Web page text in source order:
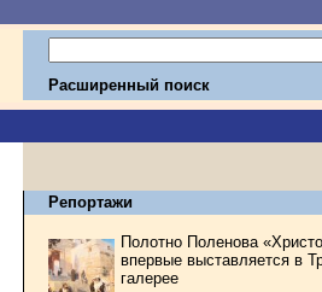
Расширенный поиск
Репортажи
Полотно Поленова
впервые выставляется в
галерее